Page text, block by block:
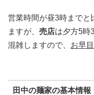
営業時間が昼3時までと
ますが、 売店は夕方5時
混雑しますので、 お早
田中の麺家の基本情報